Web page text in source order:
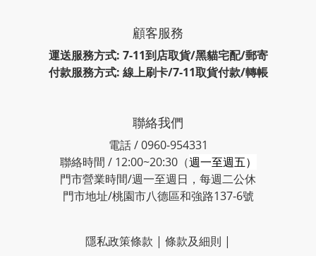
顧客服務
運送服務方式: 7-11到店取貨/黑貓宅配/郵寄
付款服務方式: 線上刷卡/7-11取貨付款/轉帳
聯絡我們
電話 / 0960-954331
聯絡時間 / 12:00~20:30（週一至週五）
門市營業時間/週一至週日，每週二公休
門市地址/桃園市八德區和強路137-6號
隱私政策條款 | 條款及細則 |